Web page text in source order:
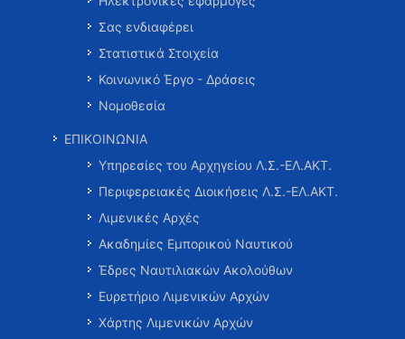
Σας ενδιαφέρει
Στατιστικά Στοιχεία
Κοινωνικό Έργο - Δράσεις
Νομοθεσία
ΕΠΙΚΟΙΝΩΝΙΑ
Υπηρεσίες του Αρχηγείου Λ.Σ.-ΕΛ.ΑΚΤ.
Περιφερειακές Διοικήσεις Λ.Σ.-ΕΛ.ΑΚΤ.
Λιμενικές Αρχές
Ακαδημίες Εμπορικού Ναυτικού
Έδρες Ναυτιλιακών Ακολούθων
Ευρετήριο Λιμενικών Αρχών
Χάρτης Λιμενικών Αρχών